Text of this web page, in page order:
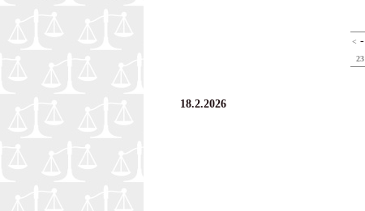
< -
23
18.2.2026